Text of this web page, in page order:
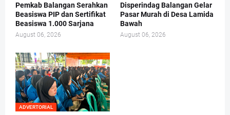
Pemkab Balangan Serahkan
Beasiswa PIP dan Sertifikat
Beasiswa 1.000 Sarjana
August 06, 2026
Disperindag Balangan Gelar
Pasar Murah di Desa Lamida
Bawah
August 06, 2026
ADVERTORIAL